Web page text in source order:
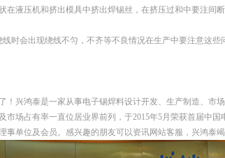
液压机和挤出模具中挤出焊锡丝，在挤压过和中要注间
时会出现绕线不匀，不齐等不良情况在生产中要注意这些
！兴鸿泰是一家从事电子锡焊料设计开发、生产制造、市
场占有率一直位居业界前列，于2015年5月荣获首届中
单位及会员。感兴趣的朋友可以资讯网站客服，兴鸿泰竭